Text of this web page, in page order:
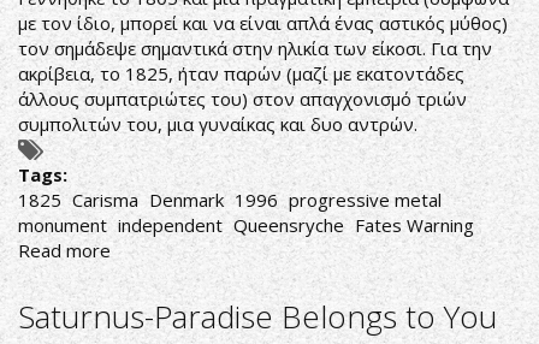
με τον ίδιο, μπορεί και να είναι απλά ένας αστικός μύθος)
τον σημάδεψε σημαντικά στην ηλικία των είκοσι. Για την
ακρίβεια, το 1825, ήταν παρών (μαζί με εκατοντάδες
άλλους συμπατριώτες του) στον απαγχονισμό τριών
συμπολιτών του, μια γυναίκας και δυο αντρών.
Tags:
1825 Carisma Denmark 1996 progressive metal
monument independent Queensryche Fates Warning
Read more about
Carisma-
1825
Saturnus-Paradise Belongs to You